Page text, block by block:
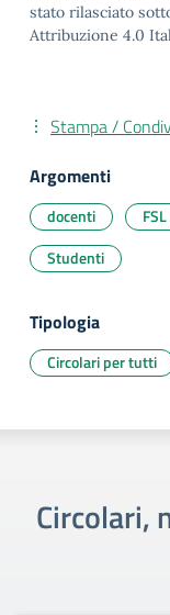
stato rilasciato
Attribuzione 4.0
Stampa /
Argomenti
docenti
Studenti
Tipologia
Circolari per tutti
Circolari,